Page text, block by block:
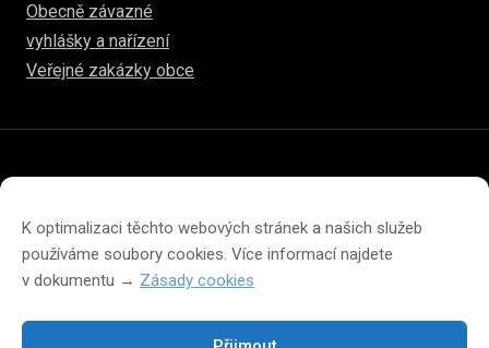
K optimalizaci těchto webových stránek a našich služeb
používáme soubory cookies. Více informací najdete
v dokumentu → Zásady cookies
Obecně závazné
vyhlášky a nařízení
Veřejné zakázky obce
Prohlášení o přístupnosti
Prohlášení o ochraně soukromí
Zásady cookies (EU)